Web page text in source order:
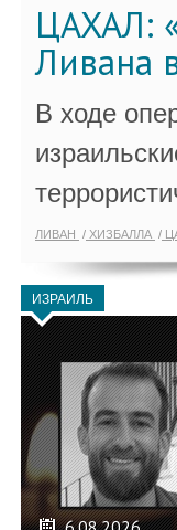
ЦАХАЛ:
Ливана
В ходе
ЛИВАН ХИЗБАЛЛА
ИЗРАИЛЬ